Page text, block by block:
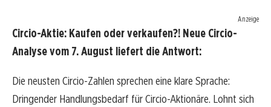
Anzeige
Circio-Aktie: Kaufen oder verkaufen?! Neue Circio-
Analyse vom 7. August liefert die Antwort:
Die neusten Circio-Zahlen sprechen eine klare Sprache:
Dringender Handlungsbedarf für Circio-Aktionäre. Lohnt sich